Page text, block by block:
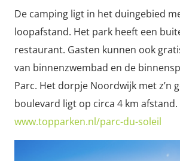
De camping ligt in het duingebied
loopafstand. Het park heeft een
restaurant. Gasten kunnen ook
van binnenzwembad en de
Parc. Het dorpje Noordwijk met z’n
boulevard ligt op circa 4 km afstand.
www.topparken.nl/parc-du-soleil